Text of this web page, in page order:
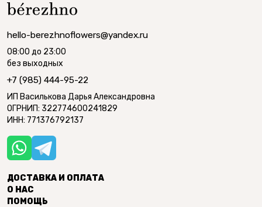
hello-berezhnoflowers@yandex.ru
08:00 до 23:00
без выходных
+7 (985) 444-95-22
ИП Василькова Дарья Александровна
ОГРНИП: 322774600241829
ИНН: 771376792137
ДОСТАВКА И ОПЛАТА
О НАС
ПОМОЩЬ